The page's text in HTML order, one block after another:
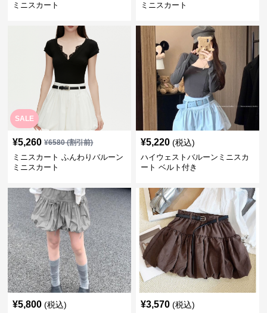
ミニスカート
ミニスカート
SALE
¥5,260 ¥6580(割引前)
ミニスカート ふんわりバルーン
ミニスカート
¥5,220 (税込)
ハイウェストバルーンミニスカ
ート ベルト付き
¥5,800 (税込) ¥3,570 (税込)